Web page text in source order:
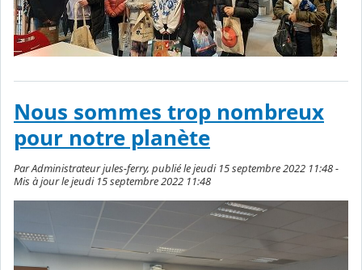
Nous sommes trop nombreux
pour notre planète
Par Administrateur jules-ferry, publié le jeudi 15 septembre 2022 11:48 -
Mis à jour le jeudi 15 septembre 2022 11:48